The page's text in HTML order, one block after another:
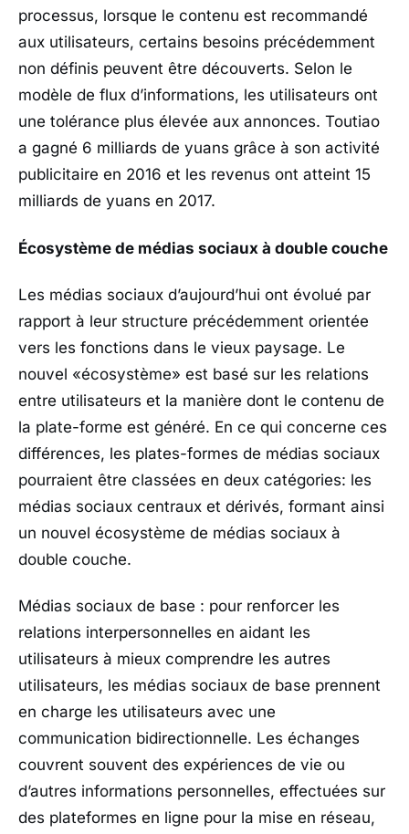
processus, lorsque le contenu est recommandé
aux utilisateurs, certains besoins précédemment
non définis peuvent être découverts. Selon le
modèle de flux d’informations, les utilisateurs ont
une tolérance plus élevée aux annonces. Toutiao
a gagné 6 milliards de yuans grâce à son activité
publicitaire en 2016 et les revenus ont atteint 15
milliards de yuans en 2017.
Écosystème de médias sociaux à double couche
Les médias sociaux d’aujourd’hui ont évolué par
rapport à leur structure précédemment orientée
vers les fonctions dans le vieux paysage. Le
nouvel «écosystème» est basé sur les relations
entre utilisateurs et la manière dont le contenu de
la plate-forme est généré. En ce qui concerne ces
différences, les plates-formes de médias sociaux
pourraient être classées en deux catégories: les
médias sociaux centraux et dérivés, formant ainsi
un nouvel écosystème de médias sociaux à
double couche.
Médias sociaux de base : pour renforcer les
relations interpersonnelles en aidant les
utilisateurs à mieux comprendre les autres
utilisateurs, les médias sociaux de base prennent
en charge les utilisateurs avec une
communication bidirectionnelle. Les échanges
couvrent souvent des expériences de vie ou
d’autres informations personnelles, effectuées sur
des plateformes en ligne pour la mise en réseau,